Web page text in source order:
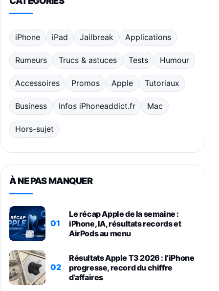
iPhone iPad Jailbreak Applications
Rumeurs Trucs & astuces Tests Humour
Accessoires Promos Apple Tutoriaux
Business Infos iPhoneaddict.fr Mac
Hors-sujet
À NE PAS MANQUER
01
Le récap Apple de la semaine :
iPhone, IA, résultats records et
AirPods au menu
02
Résultats Apple T3 2026 : l’iPhone
progresse, record du chiffre
d’affaires